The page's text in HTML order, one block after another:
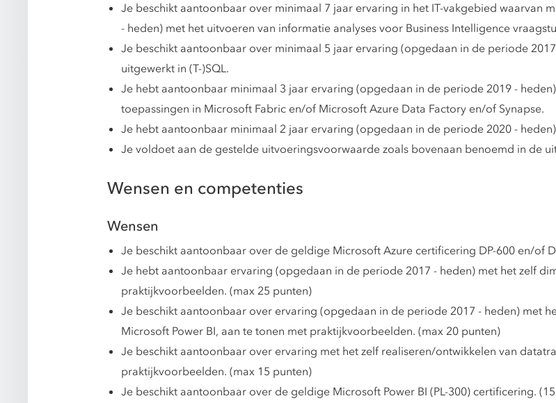
Je beschikt aantoonbaar over minimaal 7 jaar ervaring in het IT-vakgebied waarvan
- heden) met het uitvoeren van informatie analyses voor Business Intelligence
Je beschikt aantoonbaar over minimaal 5 jaar ervaring (opgedaan in de periode
uitgewerkt in (T-)SQL.
Je hebt aantoonbaar minimaal 3 jaar ervaring (opgedaan in de periode 2019 -
toepassingen in Microsoft Fabric en/of Microsoft Azure Data Factory en/of Synapse.
Je hebt aantoonbaar minimaal 2 jaar ervaring (opgedaan in de periode 2020 -
Je voldoet aan de gestelde uitvoeringsvoorwaarde zoals bovenaan benoemd in de
Wensen en competenties
Wensen
Je beschikt aantoonbaar over de geldige Microsoft Azure certificering DP-600 en/of
Je hebt aantoonbaar ervaring (opgedaan in de periode 2017 - heden) met het zelf
praktijkvoorbeelden. (max 25 punten)
Je beschikt aantoonbaar over ervaring (opgedaan in de periode 2017 - heden) met
Microsoft Power BI, aan te tonen met praktijkvoorbeelden. (max 20 punten)
Je beschikt aantoonbaar over ervaring met het zelf realiseren/ontwikkelen van
praktijkvoorbeelden. (max 15 punten)
Je beschikt aantoonbaar over de geldige Microsoft Power BI (PL-300) certificering.